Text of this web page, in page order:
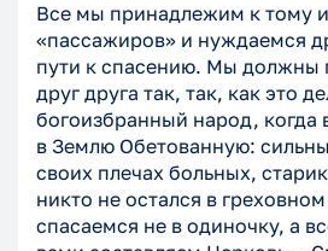
Все мы принадлежим к тому
«пассажиров» и нуждаемся
пути к спасению. Мы должны
друг друга так, так, как это
богоизбранный народ, когда
в Землю Обетованную:
своих плечах больных,
никто не остался в
спасаемся не в одиночку, а